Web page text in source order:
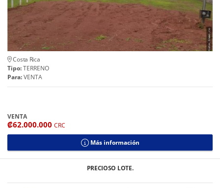
Costa Rica
Tipo:TERRENO
Para:VENTA
VENTA
₡62.000.000 CRC
Más información
PRECIOSO LOTE.